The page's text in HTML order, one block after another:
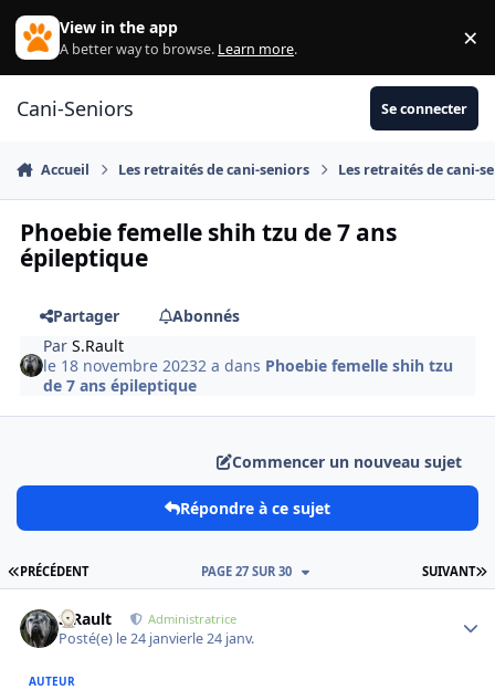
Aller au contenu
View in the app
A better way to browse. Learn more. ×
Cani-Seniors Se connecter
Accueil Les retraités de cani-seniors Les retraités de cani-
Phoebie femelle shih tzu de 7 ans
épileptique
Partager
Abonnés
ParS.Rault
le 18 novembre 20232 a dans Phoebie femelle shih tzu
de 7 ans épileptique
Commencer un nouveau sujet
Répondre à ce sujet
PREMIÈRE PAGE
PRÉCÉDENT SUIVANT
PAGE 27 SUR 30
S.Rault Administratrice
Posté(e) le 24 janvierle 24 janv.
AUTEUR